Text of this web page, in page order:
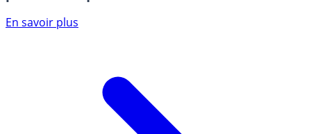
En savoir plus